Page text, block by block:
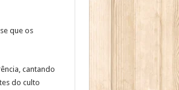
que os
cantando
do culto